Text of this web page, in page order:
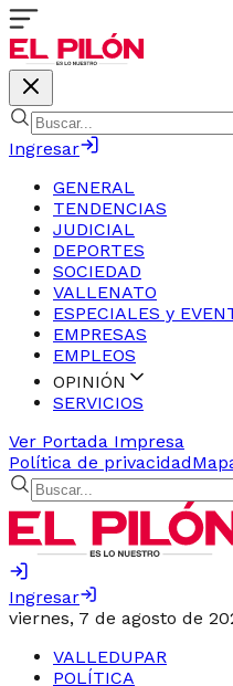
Ingresar
GENERAL
TENDENCIAS
JUDICIAL
DEPORTES
SOCIEDAD
VALLENATO
ESPECIALES y
EMPRESAS
EMPLEOS
OPINIÓN
SERVICIOS
Ver Portada Impresa
Política de privacidad
Ingresar
viernes, 7 de agosto de
VALLEDUPAR
POLÍTICA